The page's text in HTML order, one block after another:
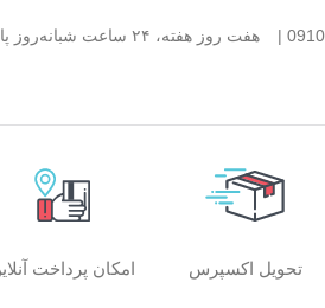
0910 | هفت روز هفته، ۲۴ ساعت شبانه‌روز پاسخگوی شما هستیم.
تحویل اکسپرس امکان پرداخت